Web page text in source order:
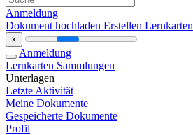
Anmeldung
Dokument hochladen Erstellen Lernkarten
×
Anmeldung
Lernkarten Sammlungen
Unterlagen
Letzte Aktivität
Meine Dokumente
Gespeicherte Dokumente
Profil